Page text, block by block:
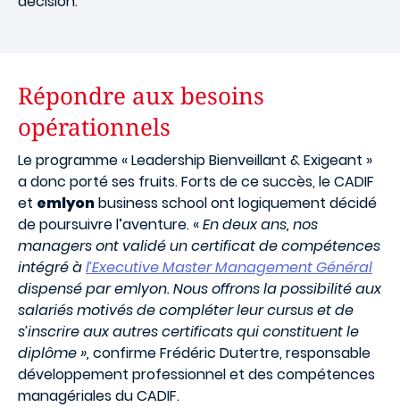
Répondre aux besoins
opérationnels
Le programme « Leadership Bienveillant & Exigeant »
a donc porté ses fruits. Forts de ce succès, le CADIF
et emlyonbusiness school ont logiquement décidé
de poursuivre l’aventure. «En deux ans, nos
managers ont validé un certificat de compétences
intégré àl’Executive Master Management Général
dispensé par emlyon. Nous offrons la possibilité aux
salariés motivés de compléter leur cursus et de
s’inscrire aux autres certificats qui constituent le
diplôme », confirme Frédéric Dutertre, responsable
développement professionnel et des compétences
managériales du CADIF.